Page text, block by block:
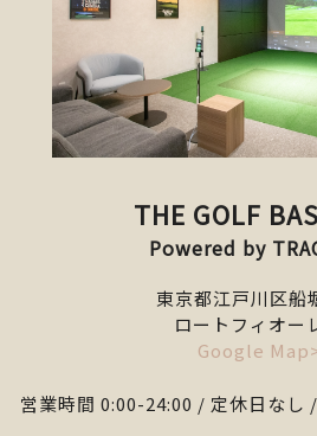
THE GOLF
Powered by
東京都江戸川区船
ロートフィオー
Google
営業時間 0:00-24:00 / 定休日なし